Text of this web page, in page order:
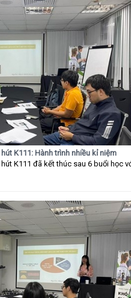
K111: Hành trình nhiều kỉ niệm
K111 đã kết thúc sau 6 buổi học